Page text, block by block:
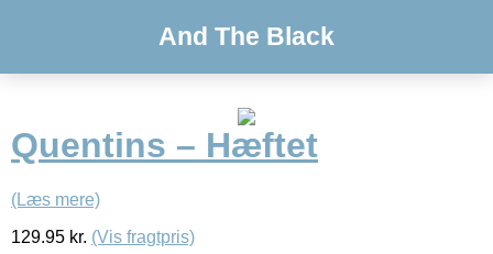
And The Black
Quentins – Hæftet
(Læs mere)
129.95 kr. (Vis fragtpris)